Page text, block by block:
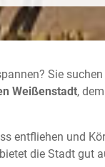
Sie
Weißenstadt,
entfliehen und
bietet die Stadt gut